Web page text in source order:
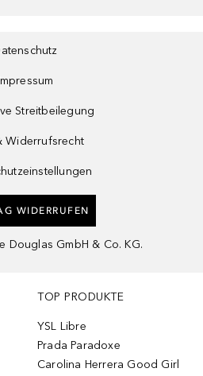
Streitbeilegung
Widerrufsrecht
WIDERRUFEN
Douglas GmbH & Co. KG.
TOP PRODUKTE
YSL Libre
Prada Paradoxe
Carolina Herrera Good Girl